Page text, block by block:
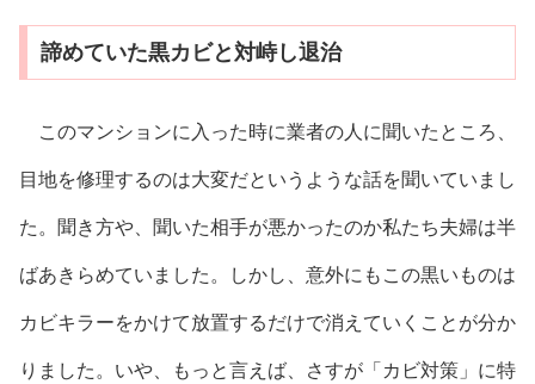
諦めていた黒カビと対峙し退治
このマンションに入った時に業者の人に聞いたところ、
目地を修理するのは大変だというような話を聞いていまし
た。聞き方や、聞いた相手が悪かったのか私たち夫婦は半
ばあきらめていました。しかし、意外にもこの黒いものは
カビキラーをかけて放置するだけで消えていくことが分か
りました。いや、もっと言えば、さすが「カビ対策」に特